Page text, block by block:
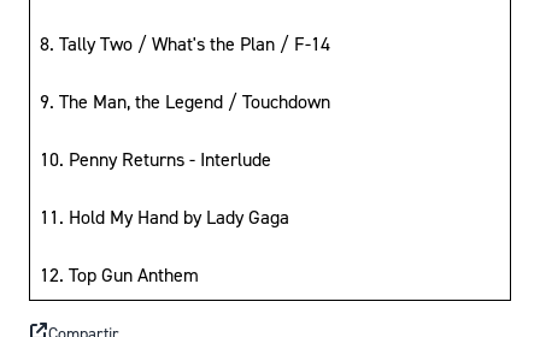
8. Tally Two / What's the Plan / F-14
9. The Man, the Legend / Touchdown
10. Penny Returns - Interlude
11. Hold My Hand by Lady Gaga
12. Top Gun Anthem